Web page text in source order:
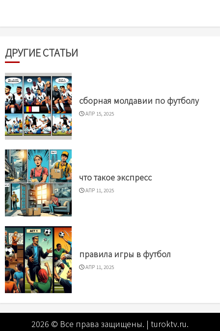
ДРУГИЕ СТАТЬИ
сборная молдавии по футболу
АПР 15, 2025
что такое экспресс
АПР 11, 2025
правила игры в футбол
АПР 11, 2025
2026 © Все права защищены. | turoktv.ru.